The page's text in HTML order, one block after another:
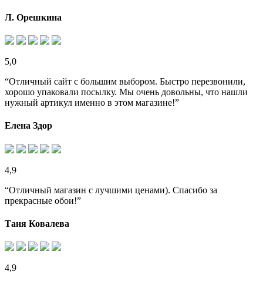
Л. Орешкина
5,0
“Отличный сайт с большим выбором. Быстро перезвонили,
хорошо упаковали посылку. Мы очень довольны, что нашли
нужный артикул именно в этом магазине!”
Елена Здор
4,9
“Отличный магазин с лучшими ценами). Спасибо за
прекрасные обои!”
Таня Ковалева
4,9